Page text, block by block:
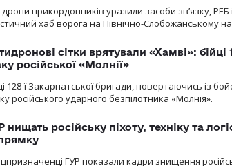
дрони прикордонників уразили засоби зв’язку, РЕБ
хаб ворога на Північно-Слобожанському
сітки врятували «Хамві»:
російської «Молнії»
128-ї Закарпатської бригади, повертаючись із
російського ударного безпілотника «Молнія».
нищать російську піхоту, техніку та
ГУР показали кадри знищення